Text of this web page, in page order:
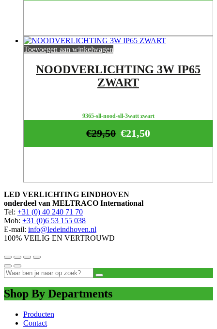
Toevoegen aan winkelwagen
NOODVERLICHTING 3W IP65
ZWART
9365-sll-nood-sll-3watt zwart
€21,50
€29,50
LED VERLICHTING EINDHOVEN
onderdeel van MELTRACO International
Tel: +31 (0) 40 240 71 70
Mob: +31 (0)6 53 155 038
E-mail: info@ledeindhoven.nl
100% VEILIG EN VERTROUWD
Shop By Departments
Producten
Contact